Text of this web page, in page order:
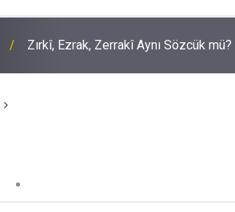
Ji Zilma Partîzanan Nimûneyeka Piçûk